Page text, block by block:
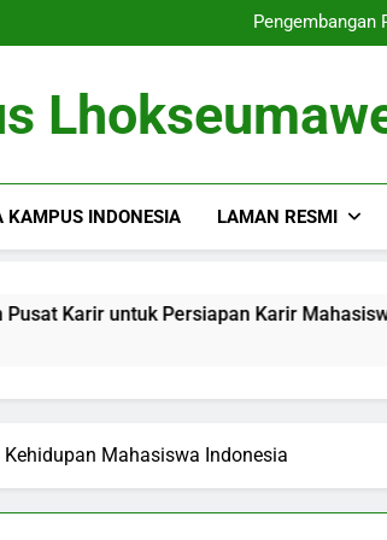
Pengembangan
Pengembangan
KAMPUS INDONESIA LAMAN RESMI
Persiapan Karir Mahasiswa
Mahasiswa Indonesia